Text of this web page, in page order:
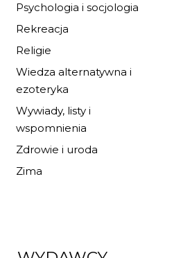
Psychologia i socjologia
Rekreacja
Religie
Wiedza alternatywna i
ezoteryka
Wywiady, listy i
wspomnienia
Zdrowie i uroda
Zima